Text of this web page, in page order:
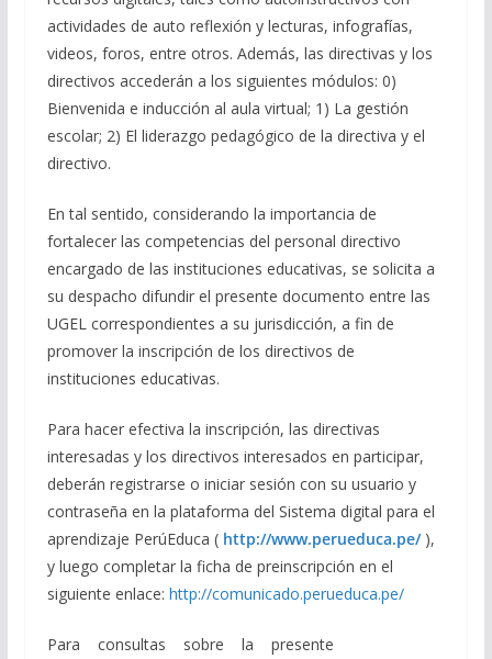
actividades de auto reflexión y lecturas, infografías,
videos, foros, entre otros. Además, las directivas y los
directivos accederán a los siguientes módulos: 0)
Bienvenida e inducción al aula virtual; 1) La gestión
escolar; 2) El liderazgo pedagógico de la directiva y el
directivo.
En tal sentido, considerando la importancia de
fortalecer las competencias del personal directivo
encargado de las instituciones educativas, se solicita a
su despacho difundir el presente documento entre las
UGEL correspondientes a su jurisdicción, a fin de
promover la inscripción de los directivos de
instituciones educativas.
Para hacer efectiva la inscripción, las directivas
interesadas y los directivos interesados en participar,
deberán registrarse o iniciar sesión con su usuario y
contraseña en la plataforma del Sistema digital para el
aprendizaje PerúEduca ( http://www.perueduca.pe/),
y luego completar la ficha de preinscripción en el
siguiente enlace: http://comunicado.perueduca.pe/
Para consultas sobre la presente